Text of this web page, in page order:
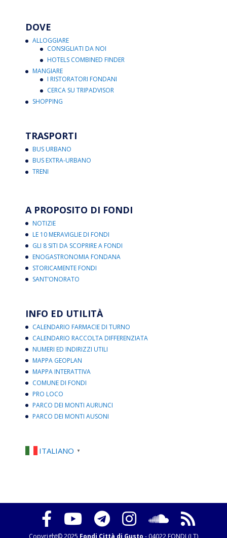
DOVE
ALLOGGIARE
CONSIGLIATI DA NOI
HOTELS COMBINED FINDER
MANGIARE
I RISTORATORI FONDANI
CERCA SU TRIPADVISOR
SHOPPING
TRASPORTI
BUS URBANO
BUS EXTRA-URBANO
TRENI
A PROPOSITO DI FONDI
NOTIZIE
LE 10 MERAVIGLIE DI FONDI
GLI 8 SITI DA SCOPRIRE A FONDI
ENOGASTRONOMIA FONDANA
STORICAMENTE FONDI
SANT’ONORATO
INFO ED UTILITÀ
CALENDARIO FARMACIE DI TURNO
CALENDARIO RACCOLTA DIFFERENZIATA
NUMERI ED INDIRIZZI UTILI
MAPPA GEOPLAN
MAPPA INTERATTIVA
COMUNE DI FONDI
PRO LOCO
PARCO DEI MONTI AURUNCI
PARCO DEI MONTI AUSONI
ITALIANO ▼
Copyright© 2025 Fondi Città di Gusto - 04022 FONDI (LT)